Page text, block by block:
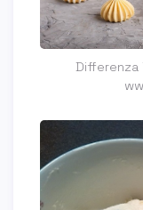
Differenza